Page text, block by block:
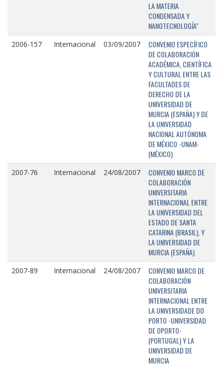
LA MATERIA
CONDENSADA Y
NANOTECNOLOGÍA"
2006-157 Internacional 03/09/2007
CONVENIO ESPECÍFICO
DE COLABORACIÓN
ACADÉMICA, CIENTÍFICA
Y CULTURAL ENTRE LAS
FACULTADES DE
DERECHO DE LA
UNIVERSIDAD DE
MURCIA (ESPAÑA) Y DE
LA UNIVERSIDAD
NACIONAL AUTÓNOMA
DE MÉXICO -UNAM-
(MÉXICO)
2007-76 Internacional 24/08/2007
CONVENIO MARCO DE
COLABORACIÓN
UNIVERSITARIA
INTERNACIONAL ENTRE
LA UNIVERSIDAD DEL
ESTADO DE SANTA
CATARINA (BRASIL), Y
LA UNIVERSIDAD DE
MURCIA (ESPAÑA)
2007-89 Internacional 24/08/2007
CONVENIO MARCO DE
COLABORACIÓN
UNIVERSITARIA
INTERNACIONAL ENTRE
LA UNIVERSIDADE DO
PORTO -UNIVERSIDAD
DE OPORTO-
(PORTUGAL) Y LA
UNIVERSIDAD DE
MURCIA